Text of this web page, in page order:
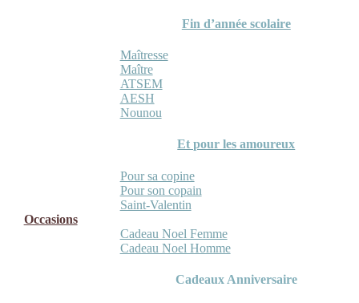
Fin d’année scolaire
Maîtresse
Maître
ATSEM
AESH
Nounou
Et pour les amoureux
Pour sa copine
Pour son copain
Saint-Valentin
Occasions
Cadeau Noel Femme
Cadeau Noel Homme
Cadeaux Anniversaire